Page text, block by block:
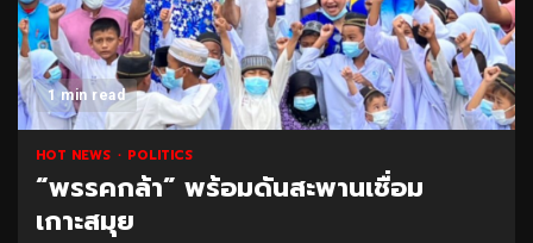
1 min read
HOT NEWS POLITICS
“พรรคกล้า” พร้อมดันสะพานเชื่อม
เกาะสมุย